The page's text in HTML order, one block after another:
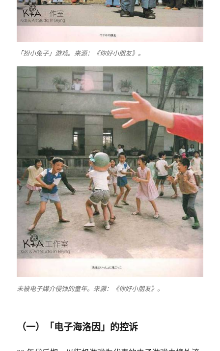
「扮小兔子」游戏。来源：《你好小朋友》。
未被电子媒介侵蚀的童年。来源：《你好小朋友》。
（一）「电子海洛因」的控诉